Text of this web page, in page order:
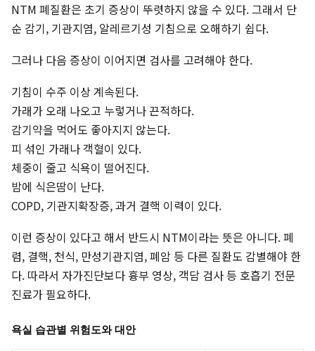
NTM 폐질환은 초기 증상이 뚜렷하지 않을 수 있다. 그래서 단
순 감기, 기관지염, 알레르기성 기침으로 오해하기 쉽다.
그러나 다음 증상이 이어지면 검사를 고려해야 한다.
기침이 수주 이상 계속된다.
가래가 오래 나오고 누렇거나 끈적하다.
감기약을 먹어도 좋아지지 않는다.
피 섞인 가래나 객혈이 있다.
체중이 줄고 식욕이 떨어진다.
밤에 식은땀이 난다.
COPD, 기관지확장증, 과거 결핵 이력이 있다.
이런 증상이 있다고 해서 반드시 NTM이라는 뜻은 아니다. 폐
렴, 결핵, 천식, 만성기관지염, 폐암 등 다른 질환도 감별해야 한
다. 따라서 자가진단보다 흉부 영상, 객담 검사 등 호흡기 전문
진료가 필요하다.
욕실 습관별 위험도와 대안